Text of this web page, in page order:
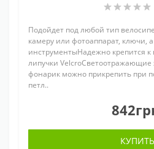
Подойдет под любой тип
камеру или фотоаппарат, ключи,
инструментыНадежно крепится
липучки
фонарик можно прикрепить при
петл..
КУПИТЬ